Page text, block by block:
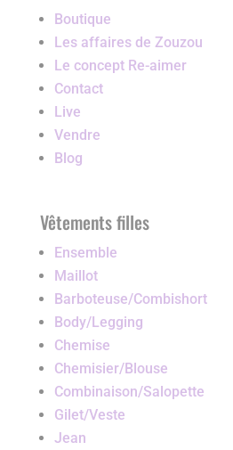
Boutique
Les affaires de Zouzou
Le concept Re-aimer
Contact
Live
Vendre
Blog
Vêtements filles
Ensemble
Maillot
Barboteuse/Combishort
Body/Legging
Chemise
Chemisier/Blouse
Combinaison/Salopette
Gilet/Veste
Jean